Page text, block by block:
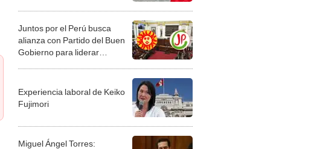
desmentido por el partido
Juntos por el Perú busca
alianza con Partido del Buen
Gobierno para liderar
Experiencia laboral de Keiko
Fujimori
Miguel Ángel Torres: